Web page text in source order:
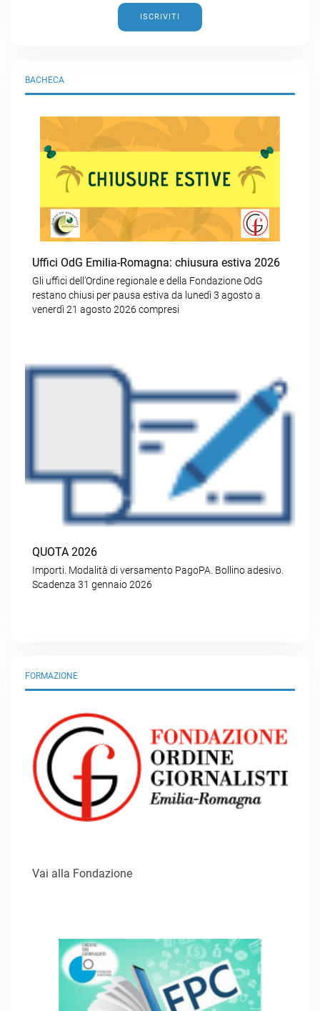
BACHECA
Uffici OdG Emilia-Romagna: chiusura estiva 2026
Gli uffici dell’Ordine regionale e della Fondazione OdG
restano chiusi per pausa estiva da lunedì 3 agosto a
venerdì 21 agosto 2026 compresi
QUOTA 2026
Importi. Modalità di versamento PagoPA. Bollino adesivo.
Scadenza 31 gennaio 2026
ISCRIVITI
FORMAZIONE
Vai alla Fondazione